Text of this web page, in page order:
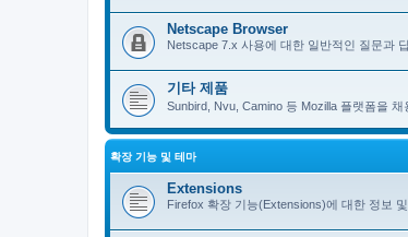
Netscape Browser
Netscape 7.x 사용에 대한 일반적인 질문과
기타 제품
Sunbird, Nvu, Camino 등 Mozilla 플랫폼을
확장 기능 및 테마
Extensions
Firefox 확장 기능(Extensions)에 대한 정보